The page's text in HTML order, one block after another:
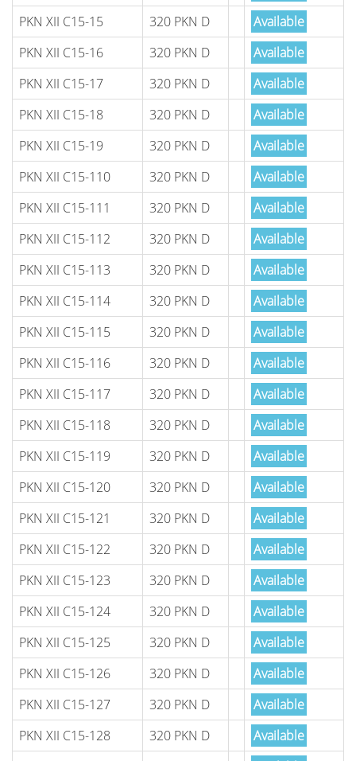
PKN XII C15-15
320 PKN D
Available
PKN XII C15-16
320 PKN D
Available
PKN XII C15-17
320 PKN D
Available
PKN XII C15-18
320 PKN D
Available
PKN XII C15-19
320 PKN D
Available
PKN XII C15-110
320 PKN D
Available
PKN XII C15-111
320 PKN D
Available
PKN XII C15-112
320 PKN D
Available
PKN XII C15-113
320 PKN D
Available
PKN XII C15-114
320 PKN D
Available
PKN XII C15-115
320 PKN D
Available
PKN XII C15-116
320 PKN D
Available
PKN XII C15-117
320 PKN D
Available
PKN XII C15-118
320 PKN D
Available
PKN XII C15-119
320 PKN D
Available
PKN XII C15-120
320 PKN D
Available
PKN XII C15-121
320 PKN D
Available
PKN XII C15-122
320 PKN D
Available
PKN XII C15-123
320 PKN D
Available
PKN XII C15-124
320 PKN D
Available
PKN XII C15-125
320 PKN D
Available
PKN XII C15-126
320 PKN D
Available
PKN XII C15-127
320 PKN D
Available
PKN XII C15-128
320 PKN D
Available